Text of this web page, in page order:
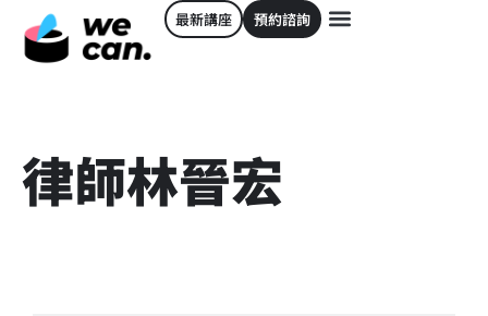
最新講座 預約諮詢
律師林晉宏